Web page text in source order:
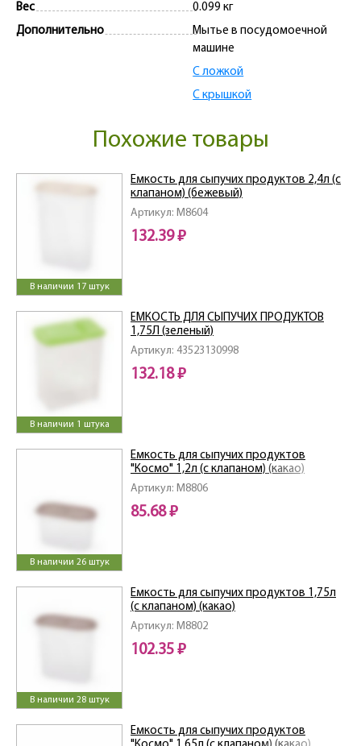
Вес
0.099 кг
Дополнительно
Мытье в посудомоечной
машине
С ложкой
С крышкой
Похожие товары
В наличии 17 штук
Артикул: M8604
Емкость для сыпучих продуктов 2,4л (с
клапаном) (бежевый)
132.39 ₽
В наличии 1 штука
Артикул: 43523130998
ЁМКОСТЬ ДЛЯ СЫПУЧИХ ПРОДУКТОВ
1,75Л (зеленый)
132.18 ₽
В наличии 26 штук
Артикул: M8806
Емкость для сыпучих продуктов
"Космо" 1,2л (с клапаном) (какао)
85.68 ₽
В наличии 28 штук
Артикул: M8802
Емкость для сыпучих продуктов 1,75л
(с клапаном) (какао)
102.35 ₽
Емкость для сыпучих продуктов